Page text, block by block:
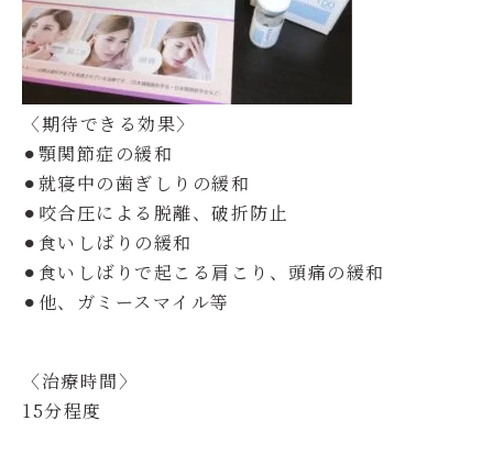
〈期待できる効果〉
⚫︎顎関節症の緩和
⚫︎就寝中の歯ぎしりの緩和
⚫︎咬合圧による脱離、破折防止
⚫︎食いしばりの緩和
⚫︎食いしばりで起こる肩こり、頭痛の緩和
⚫︎他、ガミースマイル等
〈治療時間〉
15分程度